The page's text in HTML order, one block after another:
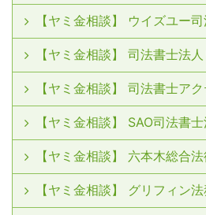
【ヤミ金相談】 ウイズユー
【ヤミ金相談】 司法書士法
【ヤミ金相談】 司法書士ア
【ヤミ金相談】 SAO司法書
【ヤミ金相談】 六本木総合
【ヤミ金相談】 グリフィン